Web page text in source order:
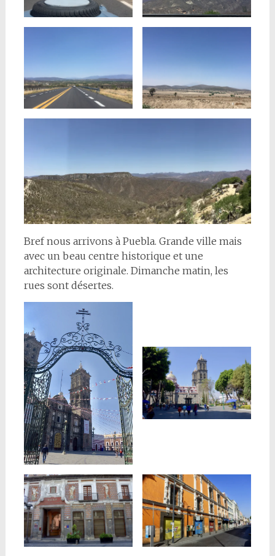
Bref nous arrivons à Puebla. Grande ville mais
avec un beau centre historique et une
architecture originale. Dimanche matin, les
rues sont désertes.